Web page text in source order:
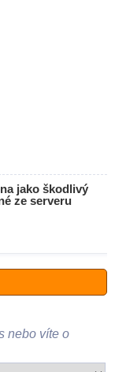
jako škodlivý
ze serveru
nebo víte o